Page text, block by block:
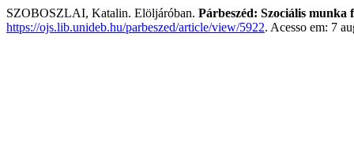
SZOBOSZLAI, Katalin. Elöljáróban. Párbeszéd: Szociális munka
https://ojs.lib.unideb.hu/parbeszed/article/view/5922. Acesso em: 7